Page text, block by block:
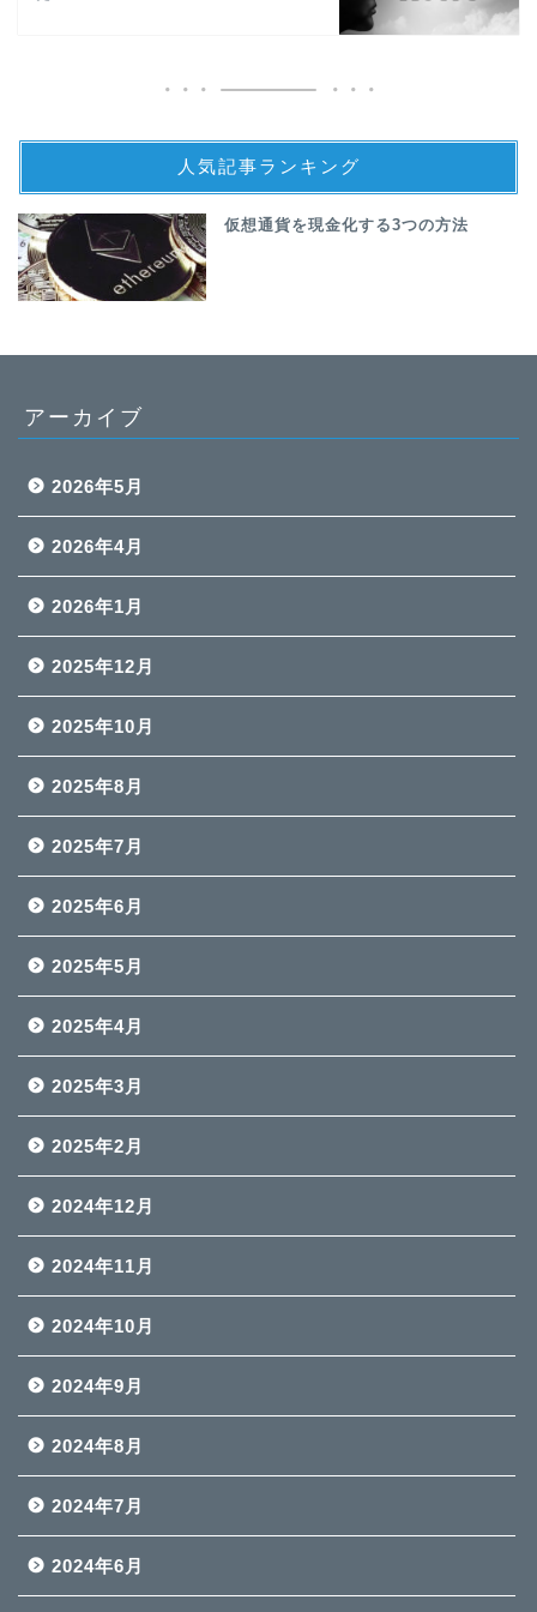
人気記事ランキング
仮想通貨を現金化する3つの方法
アーカイブ
2026年5月
2026年4月
2026年1月
2025年12月
2025年10月
2025年8月
2025年7月
2025年6月
2025年5月
2025年4月
2025年3月
2025年2月
2024年12月
2024年11月
2024年10月
2024年9月
2024年8月
2024年7月
2024年6月